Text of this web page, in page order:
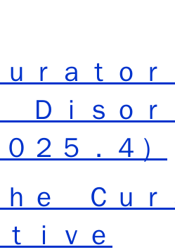
ｒａｔｏ
Ｄｉｓｏ
２５．４）
ｈｅ Ｃｕ
ｉｖｅ